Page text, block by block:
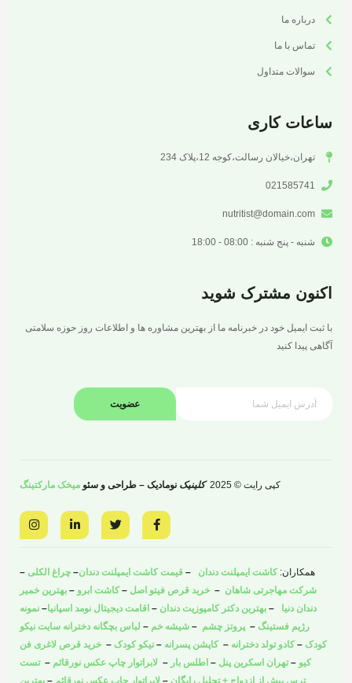
درباره ما
تماس با ما
سوالات متداول
ساعات کاری
تهران،خیالان رسالت،کوجه 12،پلاک 234
021585741
nutritist@domain.com
شنبه - پنج شنبه : 08:00 - 18:00
اکنون مشترک شوید
با ثبت ایمیل خود در خبرنامه ما از بهترین مشاوره ها و اطلاعات روز حوزه سلامتی
آگاهی پیدا کنید
عضویت
کپی رایت © 2025 کلینیک نومادیک – طراحی و سئو میخک مارکتینگ
F
a
c
o
o
k
-
w
i
e
r
L
i
n
d
-
n
I
n
s
g
r
a
m
همکاران: کاشت ایمپلنت دندان – قیمت کاشت ایمپلنت دندان– چراغ الکلی –
شرکت مهاجرتی شاهان – خرید قرص فیتو اصل –کاشت ابرو – بهترین خمیر
دندان دنیا – بهترین دکتر کامپوزیت دندان – اقامت دیجیتال نومد اسپانیا– نمونه
رژیم فستینگ – پروتز چشم – شیشه خم – لباس بچگانه دخترانه سایت نیکو
کودک –کادو تولد دخترانه –کاپشن پسرانه – نیکو کودک – خرید قرص لاغری فن
کیو –تهران اسکرین پنل – اطلس بار – لابراتوار چاپ عکس نورقائم –تست
ترس پیش از ازدواج + تحلیل رایگان – لابراتوار چاپ عکس نورقائم – بهترین